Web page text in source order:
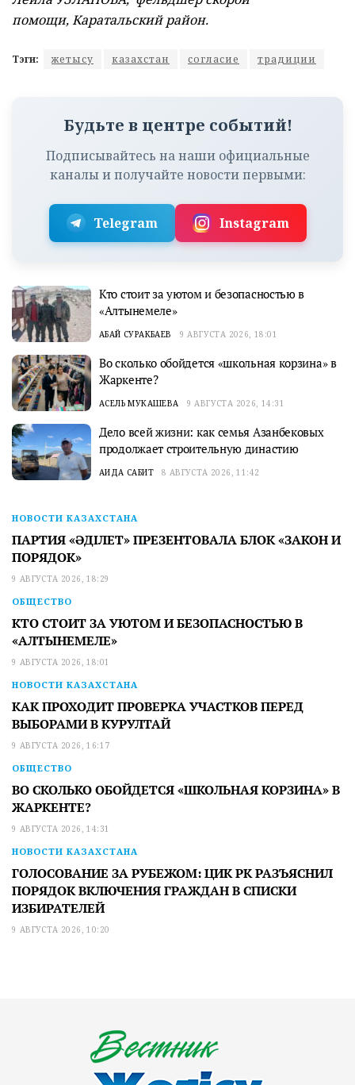
помощи, Каратальский район.
Тэги: жетысу казахстан согласие традиции
Будьте в центре событий!
Подписывайтесь на наши официальные
каналы и получайте новости первыми:
Telegram Instagram
Кто стоит за уютом и безопасностью в
«Алтынемеле»
АБАЙ СУРАКБАЕВ 9 АВГУСТА 2026, 18:01
Во сколько обойдется «школьная корзина» в
Жаркенте?
АСЕЛЬ МУКАШЕВА 9 АВГУСТА 2026, 14:31
Дело всей жизни: как семья Азанбековых
продолжает строительную династию
АИДА САБИТ 8 АВГУСТА 2026, 11:42
НОВОСТИ КАЗАХСТАНА
ПАРТИЯ «ӘДІЛЕТ» ПРЕЗЕНТОВАЛА БЛОК «ЗАКОН И
ПОРЯДОК»
9 АВГУСТА 2026, 18:29
ОБЩЕСТВО
КТО СТОИТ ЗА УЮТОМ И БЕЗОПАСНОСТЬЮ В
«АЛТЫНЕМЕЛЕ»
9 АВГУСТА 2026, 18:01
НОВОСТИ КАЗАХСТАНА
КАК ПРОХОДИТ ПРОВЕРКА УЧАСТКОВ ПЕРЕД
ВЫБОРАМИ В КУРУЛТАЙ
9 АВГУСТА 2026, 16:17
ОБЩЕСТВО
ВО СКОЛЬКО ОБОЙДЕТСЯ «ШКОЛЬНАЯ КОРЗИНА» В
ЖАРКЕНТЕ?
9 АВГУСТА 2026, 14:31
НОВОСТИ КАЗАХСТАНА
ГОЛОСОВАНИЕ ЗА РУБЕЖОМ: ЦИК РК РАЗЪЯСНИЛ
ПОРЯДОК ВКЛЮЧЕНИЯ ГРАЖДАН В СПИСКИ
ИЗБИРАТЕЛЕЙ
9 АВГУСТА 2026, 10:20